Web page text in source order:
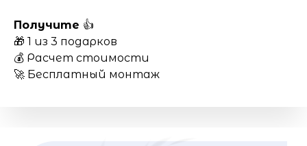
Получите 👍
🎁 1 из 3 подарков
💰 Расчет стоимости
🚀 Бесплатный монтаж